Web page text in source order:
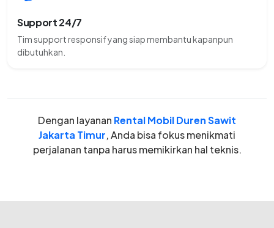
Support 24/7
Tim support responsif yang siap membantu kapanpun
dibutuhkan.
Dengan layanan Rental Mobil Duren Sawit
Jakarta Timur, Anda bisa fokus menikmati
perjalanan tanpa harus memikirkan hal teknis.